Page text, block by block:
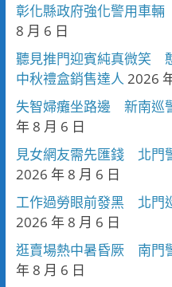
彰化縣政府強化警用車
8 月 6 日
聽見推門迎賓純真微笑
中秋禮盒銷售達人 2026
失智婦癱坐路邊 新南巡
年 8 月 6 日
見女網友需先匯錢 北門
2026 年 8 月 6 日
工作過勞眼前發黑 北門
2026 年 8 月 6 日
逛賣場熱中暑昏厥 南門
年 8 月 6 日